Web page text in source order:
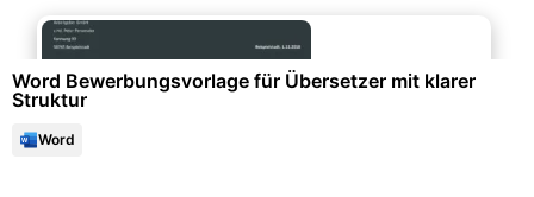
Word Bewerbungsvorlage für Übersetzer mit klarer
Struktur
Word